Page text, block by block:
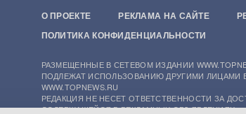
О ПРОЕКТЕ РЕКЛАМА НА САЙТЕ
ПОЛИТИКА КОНФИДЕНЦИАЛЬНОСТИ
РАЗМЕЩЕННЫЕ В СЕТЕВОМ ИЗДАНИИ
ПОДЛЕЖАТ ИСПОЛЬЗОВАНИЮ ДРУГИМИ ЛИЦАМИ
WWW.TOPNEWS.RU
РЕДАКЦИЯ НЕ НЕСЕТ ОТВЕТСТВЕННОСТИ ЗА
СОДЕРЖАЩЕЙСЯ В РЕКЛАМНЫХ ОБЪЯВЛЕНИЯХ